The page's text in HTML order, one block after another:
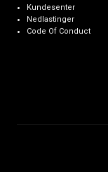
Kundesenter
Nedlastinger
Code Of Conduct